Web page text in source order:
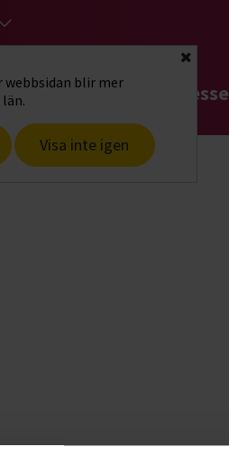
webbsidan blir mer
Visa inte igen
Stäng
startsidaHitta intresse